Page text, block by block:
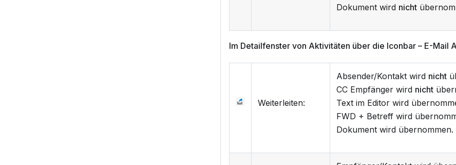
Dokument wird nicht
Im Detailfenster von Aktivitäten über die Iconbar – E-Mail
Weiterleiten:
Absender/Kontakt wird nicht
CC Empfänger wird nicht
Text im Editor wird
FWD + Betreff wird
Dokument wird übernommen.